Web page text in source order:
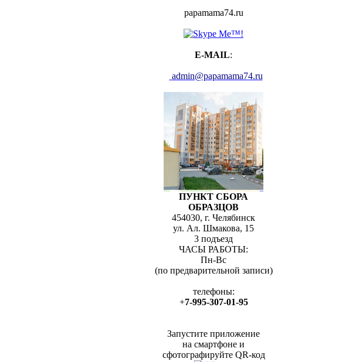
papamama74.ru
E-MAIL:
admin@papamama74.ru
ПУНКТ СБОРА
ОБРАЗЦОВ
454030, г. Челябинск
ул. Ал. Шмакова, 15
3 подъезд
ЧАСЫ РАБОТЫ:
Пн-Вс
(по предварительной записи)
телефоны:
+7-995-307-01-95
Запустите приложение
на смартфоне и
сфотографируйте QR-код